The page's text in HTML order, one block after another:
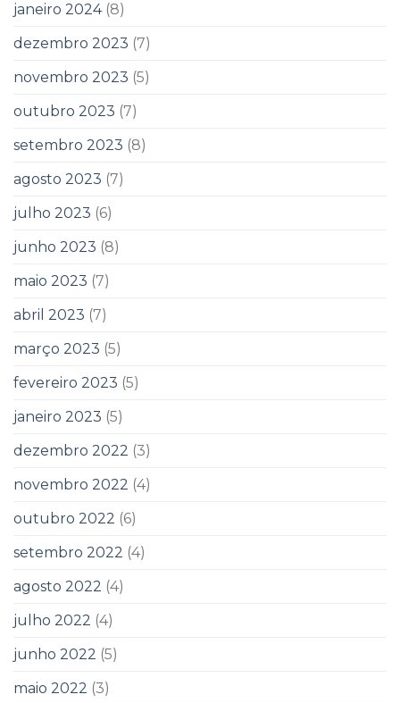
janeiro 2024(8)
dezembro 2023 (7)
novembro 2023 (5)
outubro 2023 (7)
setembro 2023 (8)
agosto 2023 (7)
julho 2023 (6)
junho 2023 (8)
maio 2023 (7)
abril 2023 (7)
março 2023 (5)
fevereiro 2023 (5)
janeiro 2023 (5)
dezembro 2022 (3)
novembro 2022 (4)
outubro 2022 (6)
setembro 2022 (4)
agosto 2022 (4)
julho 2022 (4)
junho 2022 (5)
maio 2022 (3)